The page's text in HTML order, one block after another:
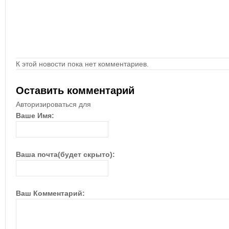
К этой новости пока нет комментариев.
Оставить комментарий
Авторизироваться для
Ваше Имя:
Ваша почта(будет скрыто):
Ваш Комментарий: